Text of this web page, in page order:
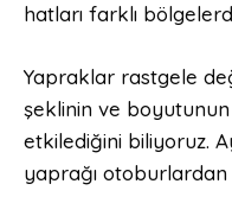
hatları farklı
Yapraklar rastgele
şeklinin ve boyutunun
etkilediğini biliyoruz.
yaprağı otoburlardan